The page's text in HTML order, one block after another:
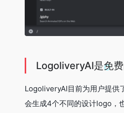
LogoliveryAI是免
LogoliveryAI目前为用户提供
会生成4个不同的设计logo，